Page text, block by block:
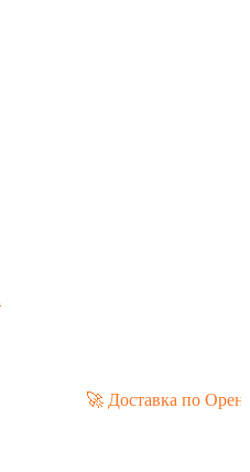
🚀 Доставка